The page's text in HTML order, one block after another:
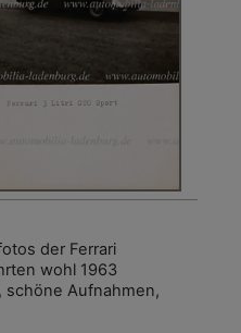
der Ferrari
wohl 1963
schöne Aufnahmen,